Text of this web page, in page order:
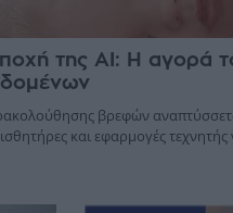
της AI: Η αγορά
βρεφών
και εφαρμογές